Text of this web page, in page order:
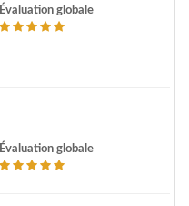
Évaluation globale
Évaluation globale